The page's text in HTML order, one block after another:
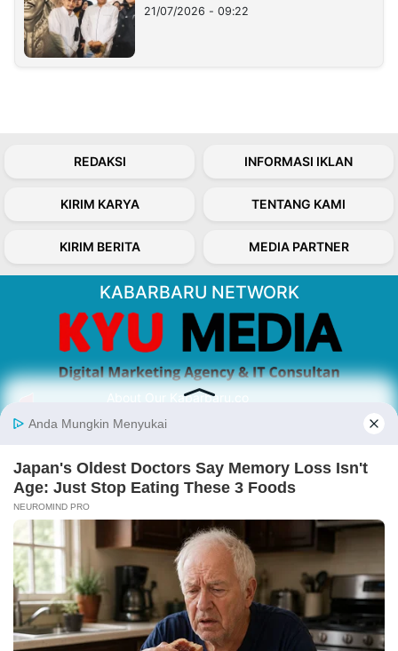
21/07/2026 - 09:22
REDAKSI INFORMASI IKLAN
KIRIM KARYA TENTANG KAMI
KIRIM BERITA MEDIA PARTNER
KABARBARU NETWORK
About Our Kabarbaru.co
Kabarbaru.co menyajikan berita aktual dan
serta terverifikasi dari sumber yang tepat.